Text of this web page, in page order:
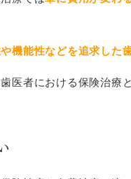
機能性などを追求した
医者における保険治療